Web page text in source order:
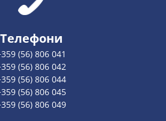
Телефони
(56) 806 041
(56) 806 042
(56) 806 044
(56) 806 045
(56) 806 049